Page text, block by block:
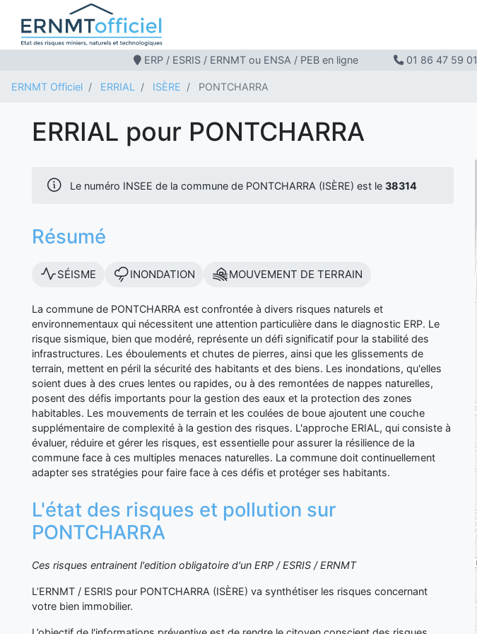
ERP / ESRIS / ERNMT ou ENSA / PEB en ligne 01 86 47 59 01
ERNMT Officiel ERRIAL ISÈRE PONTCHARRA
ERRIAL pour PONTCHARRA
Le numéro INSEE de la commune de PONTCHARRA (ISÈRE) est le 38314
Résumé
SÉISME INONDATION MOUVEMENT DE TERRAIN
La commune de PONTCHARRA est confrontée à divers risques naturels et
environnementaux qui nécessitent une attention particulière dans le diagnostic ERP. Le
risque sismique, bien que modéré, représente un défi significatif pour la stabilité des
infrastructures. Les éboulements et chutes de pierres, ainsi que les glissements de
terrain, mettent en péril la sécurité des habitants et des biens. Les inondations, qu'elles
soient dues à des crues lentes ou rapides, ou à des remontées de nappes naturelles,
posent des défis importants pour la gestion des eaux et la protection des zones
habitables. Les mouvements de terrain et les coulées de boue ajoutent une couche
supplémentaire de complexité à la gestion des risques. L'approche ERIAL, qui consiste à
évaluer, réduire et gérer les risques, est essentielle pour assurer la résilience de la
commune face à ces multiples menaces naturelles. La commune doit continuellement
adapter ses stratégies pour faire face à ces défis et protéger ses habitants.
L'état des risques et pollution sur
PONTCHARRA
Ces risques entrainent l'edition obligatoire d'un ERP / ESRIS / ERNMT
L’ERNMT / ESRIS pour PONTCHARRA (ISÈRE) va synthétiser les risques concernant
votre bien immobilier.